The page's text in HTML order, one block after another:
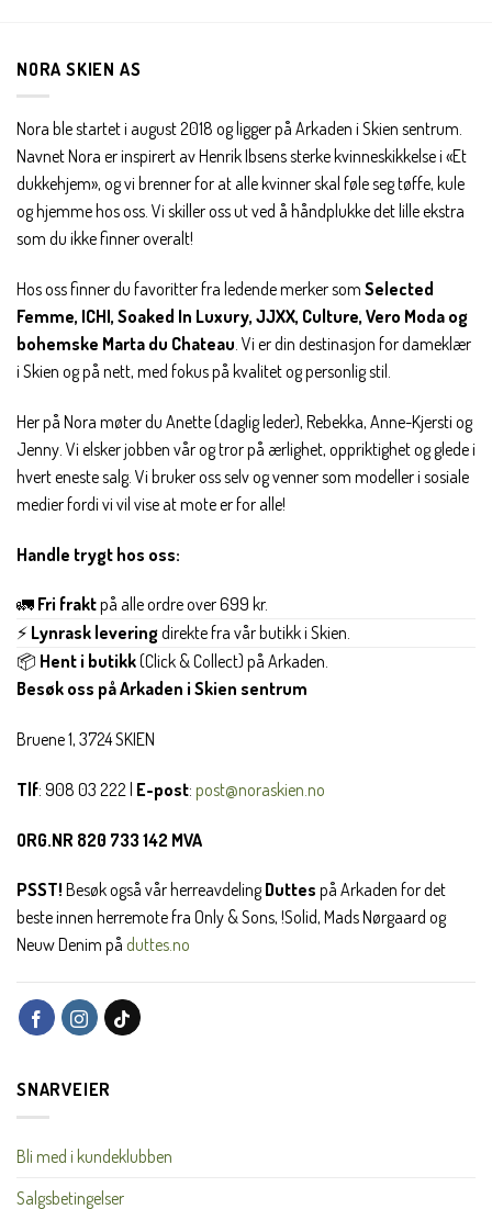
NORA SKIEN AS
Nora ble startet i august 2018 og ligger på Arkaden i Skien sentrum.
Navnet Nora er inspirert av Henrik Ibsens sterke kvinneskikkelse i «Et
dukkehjem», og vi brenner for at alle kvinner skal føle seg tøffe, kule
og hjemme hos oss. Vi skiller oss ut ved å håndplukke det lille ekstra
som du ikke finner overalt!
Hos oss finner du favoritter fra ledende merker som Selected
Femme, ICHI, Soaked In Luxury, JJXX, Culture, Vero Moda og
bohemske Marta du Chateau . Vi er din destinasjon for dameklær
i Skien og på nett, med fokus på kvalitet og personlig stil.
Her på Nora møter du Anette (daglig leder), Rebekka, Anne-Kjersti og
Jenny. Vi elsker jobben vår og tror på ærlighet, oppriktighet og glede i
hvert eneste salg. Vi bruker oss selv og venner som modeller i sosiale
medier fordi vi vil vise at mote er for alle!
Handle trygt hos oss:
🚛 Fri fraktpå alle ordre over 699 kr.
⚡ Lynrask leveringdirekte fra vår butikk i Skien.
📦 Hent i butikk(Click & Collect) på Arkaden.
Besøk oss på Arkaden i Skien sentrum
Bruene 1, 3724 SKIEN
Tlf: 908 03 222 | E-post: post@noraskien.no
ORG.NR 820 733 142 MVA
PSST! Besøk også vår herreavdelingDuttes på Arkaden for det
beste innen herremote fra Only & Sons, !Solid, Mads Nørgaard og
Neuw Denim på duttes.no
SNARVEIER
Bli med i kundeklubben
Salgsbetingelser
Nei takk, Jeg er ikke interessert